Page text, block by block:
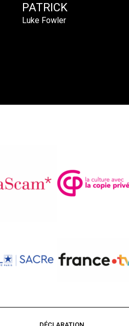
PATRICK
Luke Fowler